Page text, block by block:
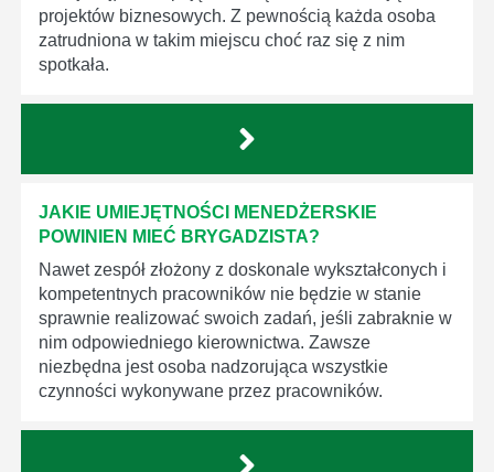
projektów biznesowych. Z pewnością każda osoba
zatrudniona w takim miejscu choć raz się z nim
spotkała.
JAKIE UMIEJĘTNOŚCI MENEDŻERSKIE
POWINIEN MIEĆ BRYGADZISTA?
Nawet zespół złożony z doskonale wykształconych i
kompetentnych pracowników nie będzie w stanie
sprawnie realizować swoich zadań, jeśli zabraknie w
nim odpowiedniego kierownictwa. Zawsze
niezbędna jest osoba nadzorująca wszystkie
czynności wykonywane przez pracowników.